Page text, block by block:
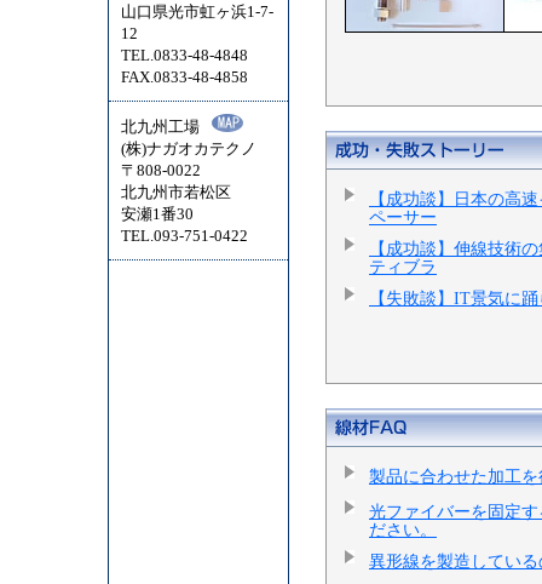
山口県光市虹ヶ浜1-7-
12
TEL.0833-48-4848
FAX.0833-48-4858
北九州工場
(株)ナガオカテクノ
〒808-0022
北九州市若松区
安瀬1番30
TEL.093-751-0422
【成功談】日本の高
ペーサー
【成功談】伸線技術
ティブラ
【失敗談】IT景気に
製品に合わせた加工
光ファイバーを固定
ださい。
異形線を製造してい